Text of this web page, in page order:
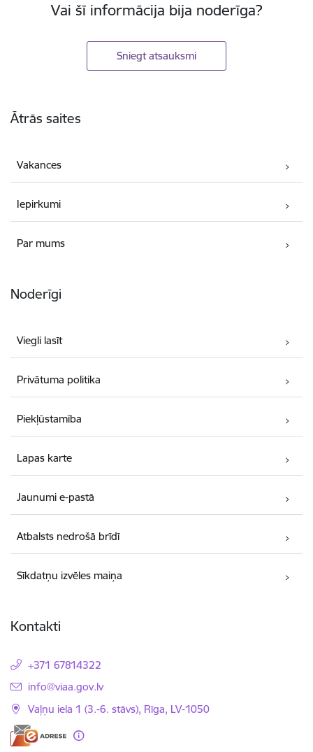
Vai šī informācija bija noderīga?
Sniegt atsauksmi
Ātrās saites
Vakances
Iepirkumi
Par mums
Noderīgi
Viegli lasīt
Privātuma politika
Piekļūstamība
Lapas karte
Jaunumi e-pastā
Atbalsts nedrošā brīdī
Sīkdatņu izvēles maiņa
Kontakti
+371 67814322
E-pasts:
info@viaa.gov.lv
Vaļņu iela 1 (3.-6. stāvs), Rīga, LV-1050